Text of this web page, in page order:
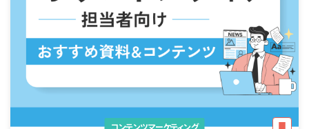
コンテンツマーケティング